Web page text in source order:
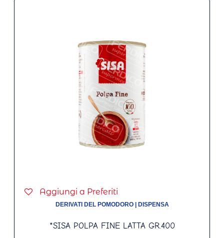
Aggiungi a Preferiti
DERIVATI DEL POMODORO| DISPENSA
*SISA POLPA FINE LATTA GR.400